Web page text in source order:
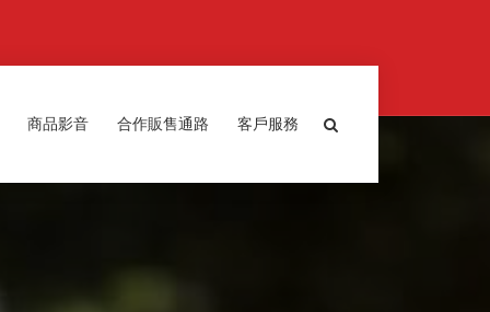
商品影音 合作販售通路 客戶服務